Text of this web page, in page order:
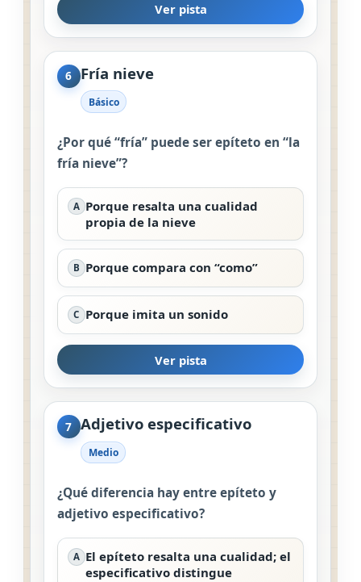
Ver pista
6 Fría nieve
Básico
¿Por qué “fría” puede ser epíteto en “la
fría nieve”?
A Porque resalta una cualidad
propia de la nieve
B Porque compara con “como”
C Porque imita un sonido
Ver pista
7 Adjetivo especificativo
Medio
¿Qué diferencia hay entre epíteto y
adjetivo especificativo?
A El epíteto resalta una cualidad; el
especificativo distingue